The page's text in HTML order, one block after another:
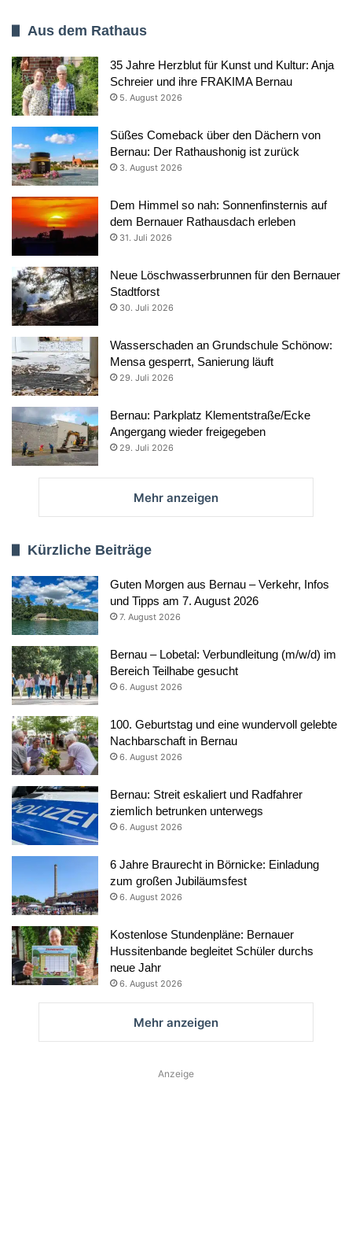
Aus dem Rathaus
35 Jahre Herzblut für Kunst und Kultur: Anja
Schreier und ihre FRAKIMA Bernau
5. August 2026
Süßes Comeback über den Dächern von
Bernau: Der Rathaushonig ist zurück
3. August 2026
Dem Himmel so nah: Sonnenfinsternis auf
dem Bernauer Rathausdach erleben
31. Juli 2026
Neue Löschwasserbrunnen für den Bernauer
Stadtforst
30. Juli 2026
Wasserschaden an Grundschule Schönow:
Mensa gesperrt, Sanierung läuft
29. Juli 2026
Bernau: Parkplatz Klementstraße/Ecke
Angergang wieder freigegeben
29. Juli 2026
Mehr anzeigen
Kürzliche Beiträge
Guten Morgen aus Bernau – Verkehr, Infos
und Tipps am 7. August 2026
7. August 2026
Bernau – Lobetal: Verbundleitung (m/w/d) im
Bereich Teilhabe gesucht
6. August 2026
100. Geburtstag und eine wundervoll gelebte
Nachbarschaft in Bernau
6. August 2026
Bernau: Streit eskaliert und Radfahrer
ziemlich betrunken unterwegs
6. August 2026
6 Jahre Braurecht in Börnicke: Einladung
zum großen Jubiläumsfest
6. August 2026
Kostenlose Stundenpläne: Bernauer
Hussitenbande begleitet Schüler durchs
neue Jahr
6. August 2026
Mehr anzeigen
Anzeige